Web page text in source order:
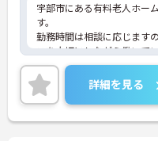
宇部市にある有料老人ホー
す。
勤務時間は相談に応じます
スを大切にしながら働いて
また、最寄駅より徒歩圏内
勤も可能と通勤も便利です♪
ご興味がある方は是非一度
せください。さらに詳細な
詳細を見る